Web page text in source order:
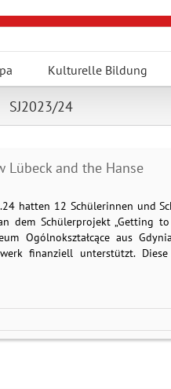
Kulturelle Bildung
SJ2023/24
Lübeck and the Hanse
hatten 12 Schülerinnen und
dem Schülerprojekt „Getting
Ogólnokształcące aus
finanziell unterstützt.